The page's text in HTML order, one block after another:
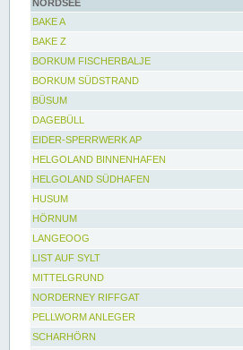
NORDSEE
BAKE A
BAKE Z
BORKUM FISCHERBALJE
BORKUM SÜDSTRAND
BÜSUM
DAGEBÜLL
EIDER-SPERRWERK AP
HELGOLAND BINNENHAFEN
HELGOLAND SÜDHAFEN
HUSUM
HÖRNUM
LANGEOOG
LIST AUF SYLT
MITTELGRUND
NORDERNEY RIFFGAT
PELLWORM ANLEGER
SCHARHÖRN